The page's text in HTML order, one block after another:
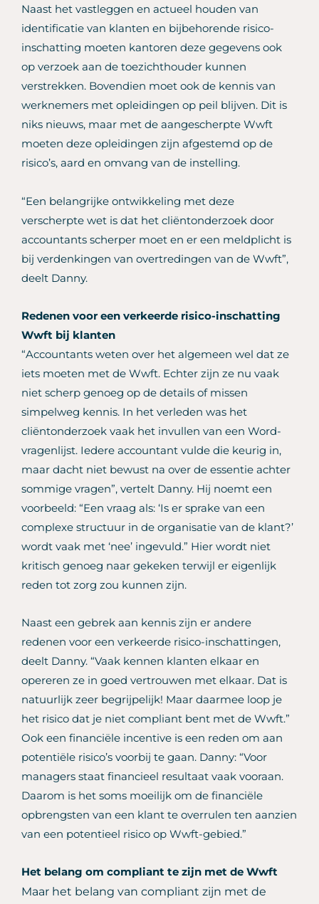
Naast het vastleggen en actueel houden van
identificatie van klanten en bijbehorende risico-
inschatting moeten kantoren deze gegevens ook
op verzoek aan de toezichthouder kunnen
verstrekken. Bovendien moet ook de kennis van
werknemers met opleidingen op peil blijven. Dit is
niks nieuws, maar met de aangescherpte Wwft
moeten deze opleidingen zijn afgestemd op de
risico’s, aard en omvang van de instelling.
“Een belangrijke ontwikkeling met deze
verscherpte wet is dat het cliëntonderzoek door
accountants scherper moet en er een meldplicht is
bij verdenkingen van overtredingen van de Wwft”,
deelt Danny.
Redenen voor een verkeerde risico-inschatting
Wwft bij klanten
“Accountants weten over het algemeen wel dat ze
iets moeten met de Wwft. Echter zijn ze nu vaak
niet scherp genoeg op de details of missen
simpelweg kennis. In het verleden was het
cliëntonderzoek vaak het invullen van een Word-
vragenlijst. Iedere accountant vulde die keurig in,
maar dacht niet bewust na over de essentie achter
sommige vragen”, vertelt Danny. Hij noemt een
voorbeeld: “Een vraag als: ‘Is er sprake van een
complexe structuur in de organisatie van de klant?’
wordt vaak met ‘nee’ ingevuld.” Hier wordt niet
kritisch genoeg naar gekeken terwijl er eigenlijk
reden tot zorg zou kunnen zijn.
Naast een gebrek aan kennis zijn er andere
redenen voor een verkeerde risico-inschattingen,
deelt Danny. “Vaak kennen klanten elkaar en
opereren ze in goed vertrouwen met elkaar. Dat is
natuurlijk zeer begrijpelijk! Maar daarmee loop je
het risico dat je niet compliant bent met de Wwft.”
Ook een financiële incentive is een reden om aan
potentiële risico’s voorbij te gaan. Danny: “Voor
managers staat financieel resultaat vaak vooraan.
Daarom is het soms moeilijk om de financiële
opbrengsten van een klant te overrulen ten aanzien
van een potentieel risico op Wwft-gebied.”
Het belang om compliant te zijn met de Wwft
Maar het belang van compliant zijn met de